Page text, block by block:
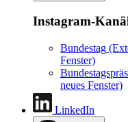
Instagram-
Bundestag
Fenster)
neues Fenster)
LinkedIn